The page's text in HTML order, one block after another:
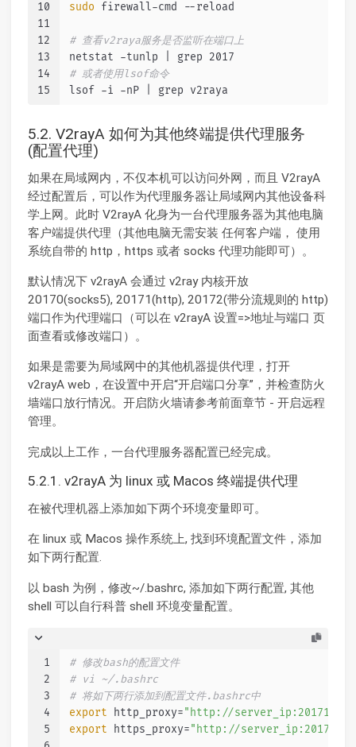
10
11
12
13
14
15
sudo firewall-cmd --reload
# 查看v2raya服务是否监听在端口上
netstat -tunlp | grep 2017
# 或者使用lsof命令
lsof -i -nP | grep v2raya
5.2. V2rayA 如何为其他终端提供代理服务
(配置代理)
如果在局域网内，不仅本机可以访问外网，而且 V2rayA
经过配置后，可以作为代理服务器让局域网内其他设备科
学上网。此时 V2rayA 化身为一台代理服务器为其他电脑
客户端提供代理（其他电脑无需安装 任何客户端， 使用
系统自带的 http，https 或者 socks 代理功能即可）。
默认情况下 v2rayA 会通过 v2ray 内核开放
20170(socks5), 20171(http), 20172(带分流规则的 http)
端口作为代理端口（可以在 v2rayA 设置=>地址与端口 页
面查看或修改端口）。
如果是需要为局域网中的其他机器提供代理，打开
v2rayA web，在设置中开启“开启端口分享”，并检查防火
墙端口放行情况。开启防火墙请参考前面章节 - 开启远程
管理。
完成以上工作，一台代理服务器配置已经完成。
5.2.1. v2rayA 为 linux 或 Macos 终端提供代理
在被代理机器上添加如下两个环境变量即可。
在 linux 或 Macos 操作系统上, 找到环境配置文件，添加
如下两行配置.
以 bash 为例，修改~/.bashrc, 添加如下两行配置, 其他
shell 可以自行科普 shell 环境变量配置。
1
2
3
4
5
# 修改bash的配置文件
# vi ~/.bashrc
# 将如下两行添加到配置文件.bashrc中
export http_proxy="http://server_ip:20171"
export https_proxy="http://server_ip:20171"